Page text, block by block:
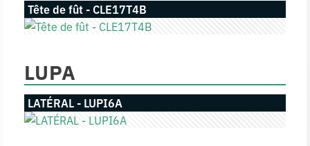
Tête de fût - CLE17T4B
LUPA
LATÉRAL - LUPI6A